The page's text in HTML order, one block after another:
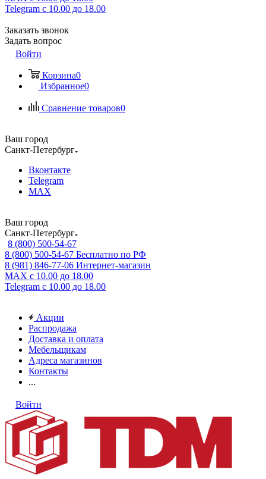
Telegram с 10.00 до 18.00
Заказать звонок
Задать вопрос
Войти
Корзина0
Избранное0
Сравнение товаров0
Ваш город
Санкт-Петербург
Вконтакте
Telegram
MAX
Ваш город
Санкт-Петербург
8 (800) 500-54-67
8 (800) 500-54-67 Бесплатно по РФ
8 (981) 846-77-06 Интернет-магазин
MAX с 10.00 до 18.00
Telegram с 10.00 до 18.00
Акции
Распродажа
Доставка и оплата
Мебельщикам
Адреса магазинов
Контакты
...
Войти